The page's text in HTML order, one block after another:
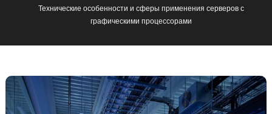
Технические особенности и сферы применения серверов с
графическими процессорами